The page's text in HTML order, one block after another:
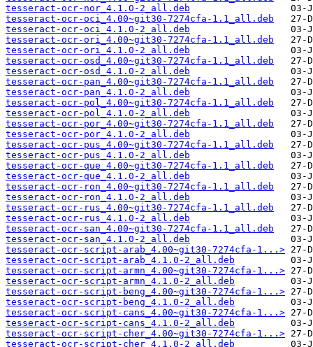
tesseract-ocr-nor_4.1.0-2_all.deb
tesseract-ocr-oci_4.00~git30-7274cfa-1.1_all.deb
tesseract-ocr-oci_4.1.0-2_all.deb
tesseract-ocr-ori_4.00~git30-7274cfa-1.1_all.deb
tesseract-ocr-ori_4.1.0-2_all.deb
tesseract-ocr-osd_4.00~git30-7274cfa-1.1_all.deb
tesseract-ocr-osd_4.1.0-2_all.deb
tesseract-ocr-pan_4.00~git30-7274cfa-1.1_all.deb
tesseract-ocr-pan_4.1.0-2_all.deb
tesseract-ocr-pol_4.00~git30-7274cfa-1.1_all.deb
tesseract-ocr-pol_4.1.0-2_all.deb
tesseract-ocr-por_4.00~git30-7274cfa-1.1_all.deb
tesseract-ocr-por_4.1.0-2_all.deb
tesseract-ocr-pus_4.00~git30-7274cfa-1.1_all.deb
tesseract-ocr-pus_4.1.0-2_all.deb
tesseract-ocr-que_4.00~git30-7274cfa-1.1_all.deb
tesseract-ocr-que_4.1.0-2_all.deb
tesseract-ocr-ron_4.00~git30-7274cfa-1.1_all.deb
tesseract-ocr-ron_4.1.0-2_all.deb
tesseract-ocr-rus_4.00~git30-7274cfa-1.1_all.deb
tesseract-ocr-rus_4.1.0-2_all.deb
tesseract-ocr-san_4.00~git30-7274cfa-1.1_all.deb
tesseract-ocr-san_4.1.0-2_all.deb
tesseract-ocr-script-arab_4.00~git30-7274cfa-1...>
tesseract-ocr-script-arab_4.1.0-2_all.deb
tesseract-ocr-script-armn_4.00~git30-7274cfa-1...>
tesseract-ocr-script-armn_4.1.0-2_all.deb
tesseract-ocr-script-beng_4.00~git30-7274cfa-1...>
tesseract-ocr-script-beng_4.1.0-2_all.deb
tesseract-ocr-script-cans_4.00~git30-7274cfa-1...>
tesseract-ocr-script-cans_4.1.0-2_all.deb
tesseract-ocr-script-cher_4.00~git30-7274cfa-1...>
tesseract-ocr-script-cher_4.1.0-2_all.deb